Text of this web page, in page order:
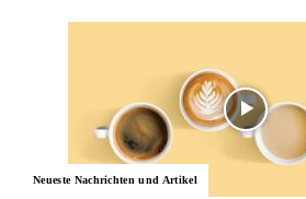
Neueste Nachrichten und Artikel